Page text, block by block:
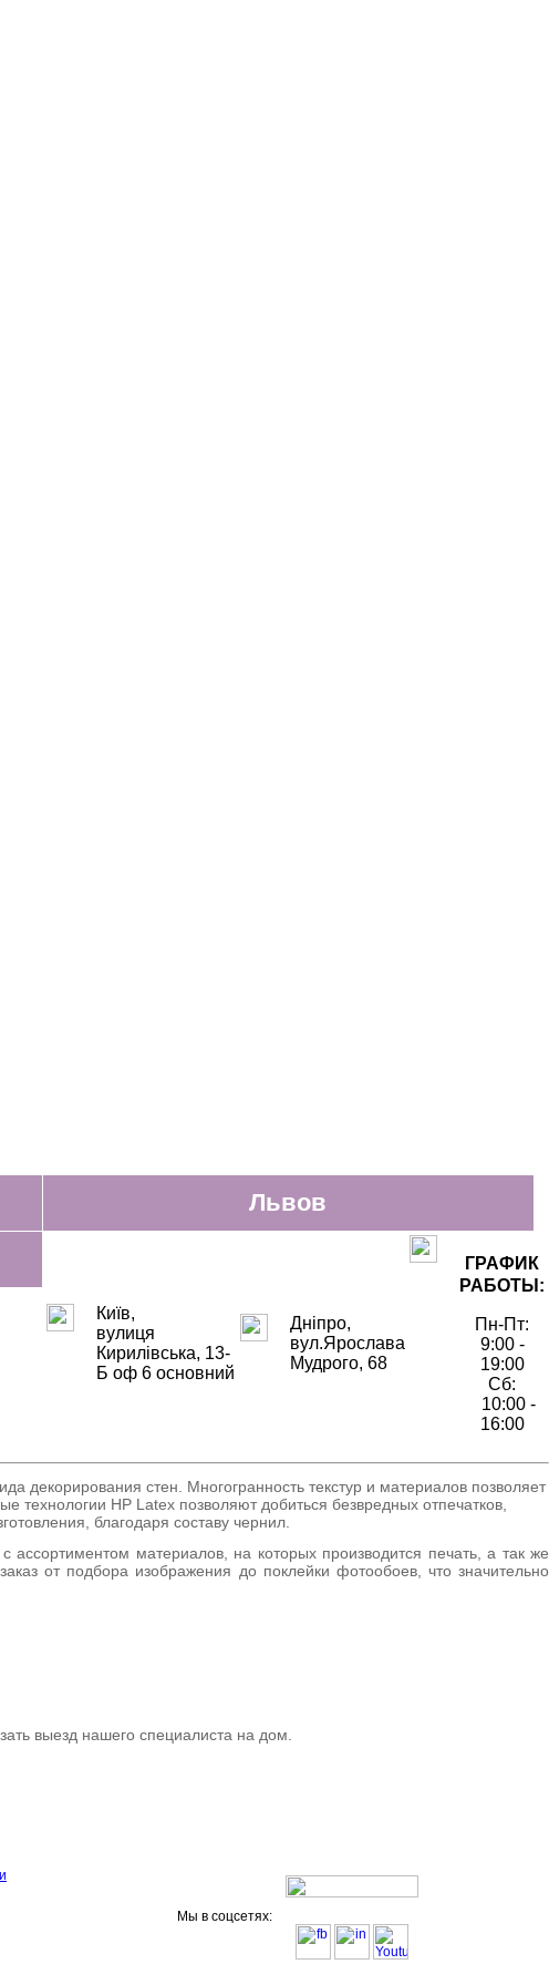
Львов
Київ,
вулиця
Кирилівська, 13-
Б оф 6 основний
Дніпро,
вул.Ярослава
Мудрого, 68
ГРАФИК
РАБОТЫ:
Пн-Пт:
9:00 -
19:00
Сб:
10:00 -
16:00
декорирования стен. Многогранность текстур и материалов позволяет
технологии HP Latex позволяют добиться безвредных отпечатков,
благодаря составу чернил.
материалов, на которых производится печать, а так же
от подбора изображения до поклейки фотообоев, что значительно
выезд нашего специалиста на дом.
Мы в соцсетях: